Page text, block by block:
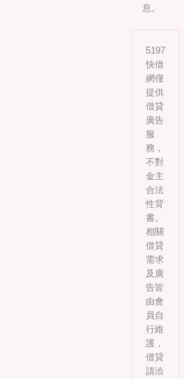
息。
5197
快借
網僅
提供
借貸
廣告
服
務，
不對
金主
合法
性背
書。
相關
借貸
需求
及廣
告皆
由會
員自
行維
護，
借貸
請洽